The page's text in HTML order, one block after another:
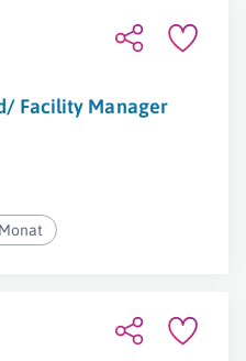
Facility Manager